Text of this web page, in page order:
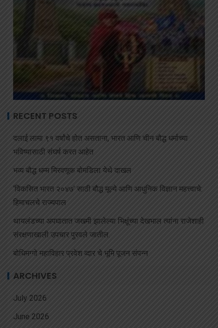
RECENT POSTS
दलाई लामा ९१ वर्षांचे होत असताना, भारत आणि चीन बौद्ध धर्माच्या
भविष्यासाठी संघर्ष करत आहेत
भव्य बौद्ध धम्म मिरवणूक बोमडिला येथे दाखल
‘विकसित भारत २०४७’ साठी बौद्ध मूल्ये आणि आधुनिक विज्ञान महत्त्वाचे:
हिमाचलचे राज्यपाल
थायलंडच्या अपघातात जखमी झालेल्या भिक्षूंच्या देखभाल त्यांना राजेशाही
संरक्षणाखाली उपचार पुरवले जातील.
बोधिमग्गो महाविहार प्रवेश व्दार चे भूमि पूजन संपन्न
ARCHIVES
July 2026
June 2026